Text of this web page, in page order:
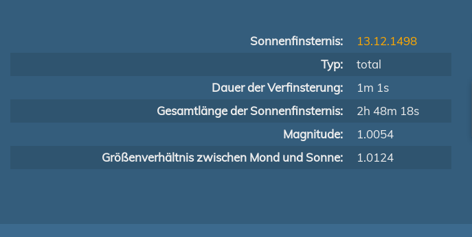
Sonnenfinsternis:
13.12.1498
Typ:
total
Dauer der Verfinsterung:
1m 1s
Gesamtlänge der Sonnenfinsternis:
2h 48m 18s
Magnitude:
1.0054
Größenverhältnis zwischen Mond und Sonne:
1.0124